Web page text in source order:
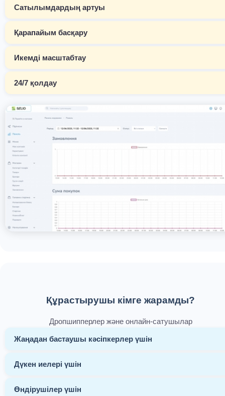
Сатылымдардың артуы
Қарапайым басқару
Икемді масштабтау
24/7 қолдау
Құрастырушы кімге жарамды?
Дропшипперлер және онлайн-сатушылар
Жаңадан бастаушы кәсіпкерлер үшін
Дүкен иелері үшін
Өндірушілер үшін